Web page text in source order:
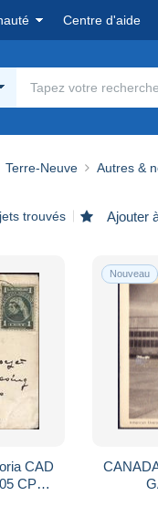
Centre d'aide
Terre-Neuve Autres &
trouvés Ajouter
CAD
CPA
Nouveau